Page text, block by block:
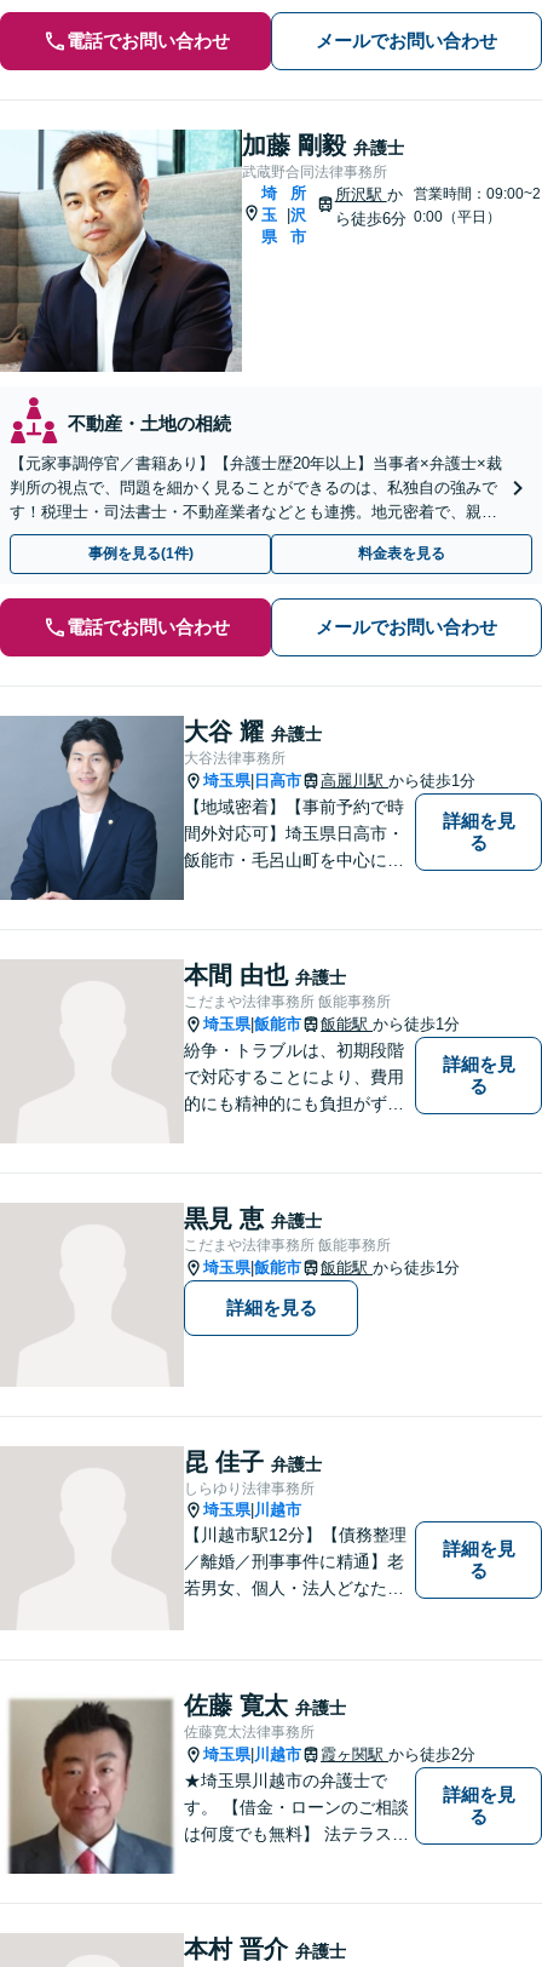
電話でお問い合わせ メールでお問い合わせ
加藤 剛毅 弁護士
武蔵野合同法律事務所
埼
玉
県
所
沢
市
所沢駅 か
ら徒歩6分
営業時間：09:00~2
0:00（平日）
不動産・土地の相続
【元家事調停官／書籍あり】【弁護士歴20年以上】当事者×弁護士×裁
判所の視点で、問題を細かく見ることができるのは、私独自の強みで
す！税理士・司法書士・不動産業者などとも連携。地元密着で、親切
＆丁寧にお悩みに寄り添います【所沢駅6分】
事例を見る(1件) 料金表を見る
電話でお問い合わせ メールでお問い合わせ
大谷 耀 弁護士
大谷法律事務所
埼玉県| 日高市 高麗川駅 から徒歩1分
【地域密着】【事前予約で時
間外対応可】埼玉県日高市・
飯能市・毛呂山町を中心に、
て、依頼者様に納得いただけ
る解決を目指します。
詳細を見
る
本間 由也 弁護士
こだまや法律事務所 飯能事務所
埼玉県|飯能市 飯能駅 から徒歩1分
紛争・トラブルは、初期段階
で対応することにより、費用
的にも精神的にも負担がずっ
ひ一度ご相談ください。
詳細を見
る
黒見 恵 弁護士
こだまや法律事務所 飯能事務所
埼玉県|飯能市 飯能駅 から徒歩1分
詳細を見る
昆 佳子 弁護士
しらゆり法律事務所
埼玉県| 川越市
【川越市駅12分】【債務整理
／離婚／刑事事件に精通】老
若男女、個人・法人どなたか
顔や笑顔、感謝のお言葉が私
の喜びです。お困りの際はお
早めにご相談ください！【完
全個室対応】
詳細を見
る
佐藤 寛太 弁護士
佐藤寛太法律事務所
埼玉県| 川越市 霞ヶ関駅 から徒歩2分
★埼玉県川越市の弁護士で
す。 【借金・ローンのご相談
は何度でも無料】 法テラス契
詳細を見
る
本村 晋介 弁護士